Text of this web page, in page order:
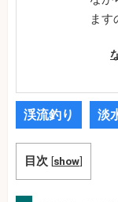
ます
渓流釣り 淡
目次 [show]